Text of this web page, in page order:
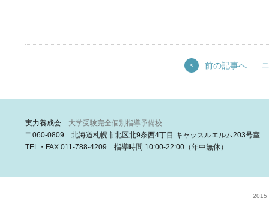
< 前の記事へ
実力養成会 大学受験完全個別指導予備校
〒060-0809 北海道札幌市北区北9条西4丁目 キャッスルエルム203号室
TEL・FAX 011-788-4209 指導時間 10:00-22:00（年中無休）
2015